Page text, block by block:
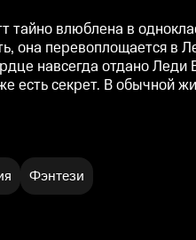
влюблена в
она перевоплощается в
навсегда отдано
есть секрет. В обычной
Фэнтези